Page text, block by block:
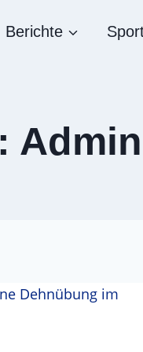
Berichte
Admin